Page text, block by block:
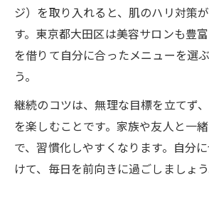
ジ）を取り入れると、肌のハリ対策
す。東京都大田区は美容サロンも豊
を借りて自分に合ったメニューを選
う。
継続のコツは、無理な目標を立てず
を楽しむことです。家族や友人と一
で、習慣化しやすくなります。自分
けて、毎日を前向きに過ごしましょう